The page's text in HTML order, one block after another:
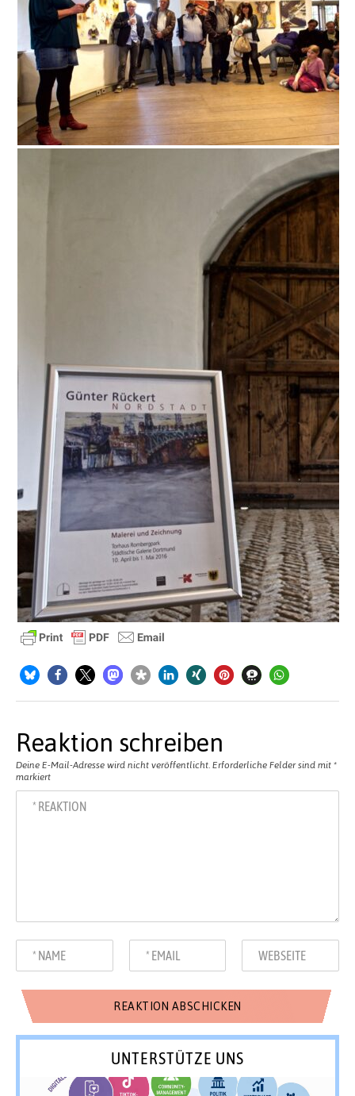
Reaktion schreiben
Deine E-Mail-Adresse wird nicht veröffentlicht. Erforderliche Felder sind mit *
markiert
UNTERSTÜTZE UNS